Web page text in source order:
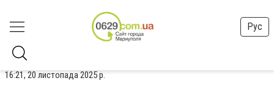
Рус
16:21, 20 листопада 2025 р.